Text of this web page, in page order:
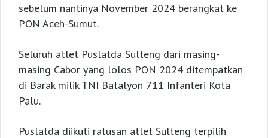
sebelum nantinya November 2024 berangkat ke
PON Aceh-Sumut.
Seluruh atlet Puslatda Sulteng dari masing-
masing Cabor yang lolos PON 2024 ditempatkan
di Barak milik TNI Batalyon 711 Infanteri Kota
Palu.
Puslatda diikuti ratusan atlet Sulteng terpilih